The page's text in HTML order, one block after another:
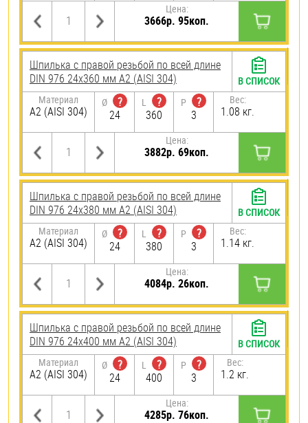
Цена:
3666р. 95коп.
Шпилька с правой резьбой по всей длине
DIN 976 24х360 мм А2 (AISI 304)
Материал
А2 (AISI 304)
Ø
?
24
L
?
360
P
?
3
Вес:
1.08 кг.
Цена:
3882р. 69коп.
В СПИСОК
Шпилька с правой резьбой по всей длине
DIN 976 24х380 мм А2 (AISI 304)
Материал
А2 (AISI 304)
Ø
?
24
L
?
380
P
?
3
Вес:
1.14 кг.
Цена:
4084р. 26коп.
В СПИСОК
Шпилька с правой резьбой по всей длине
DIN 976 24х400 мм А2 (AISI 304)
Материал
А2 (AISI 304)
Ø
?
24
L
?
400
P
?
3
Вес:
1.2 кг.
Цена:
4285р. 76коп.
В СПИСОК